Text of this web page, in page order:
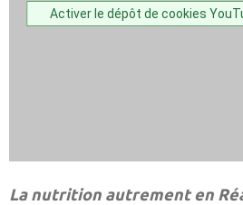
Activer le dépôt de cookies
La nutrition autrement en